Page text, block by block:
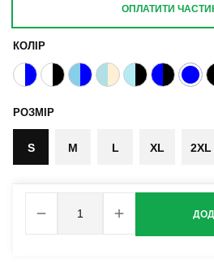
КОЛІР
РОЗМІР
S M L XL 2XL
ОПЛАТИТИ